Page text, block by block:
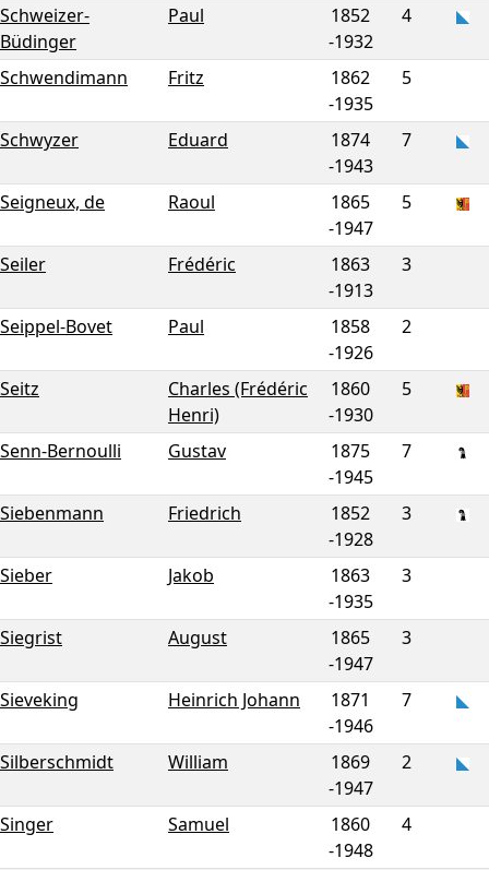
Schweizer-
Büdinger
Paul
1852
-1932
4
Schwendimann Fritz
1862
-1935
5
Schwyzer Eduard
1874
-1943
7
Seigneux, de Raoul
1865
-1947
5
Seiler Frédéric
1863
-1913
3
Seippel-Bovet Paul
1858
-1926
2
Seitz
Charles (Frédéric
Henri)
1860
-1930
5
Senn-Bernoulli Gustav
1875
-1945
7
Siebenmann Friedrich
1852
-1928
3
Sieber Jakob
1863
-1935
3
Siegrist August
1865
-1947
3
Sieveking Heinrich Johann
1871
-1946
7
Silberschmidt William
1869
-1947
2
Singer Samuel
1860
-1948
4